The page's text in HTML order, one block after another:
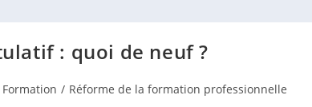
: quoi de neuf ?
Formation / Réforme de la formation professionnelle